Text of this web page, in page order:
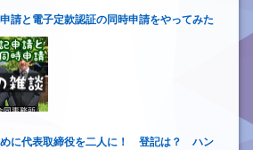
請と電子定款認証の同時申請をやってみた
めに代表取締役を二人に！ 登記は？ ハン